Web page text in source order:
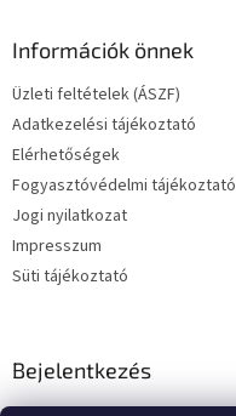
Információk önnek
Üzleti feltételek (ÁSZF)
Adatkezelési tájékoztató
Elérhetőségek
Fogyasztóvédelmi tájékoztató
Jogi nyilatkozat
Impresszum
Süti tájékoztató
Bejelentkezés